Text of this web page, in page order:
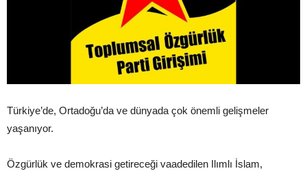
Türkiye’de, Ortadoğu’da ve dünyada çok önemli gelişmeler
yaşanıyor.
Özgürlük ve demokrasi getireceği vaadedilen Ilımlı İslam,